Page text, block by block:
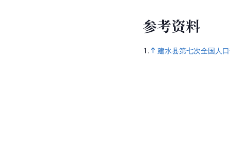
参考资料
1. 建水县第七次全国人